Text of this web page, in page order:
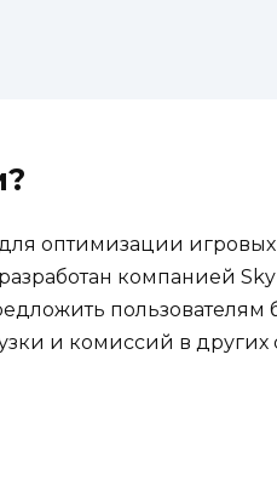
оптимизации
компанией
и комиссий в других